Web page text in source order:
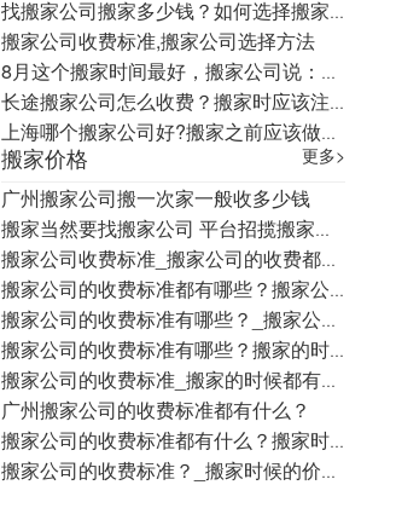
找搬家公司搬家多少钱？如何选择搬家公司？
搬家公司收费标准,搬家公司选择方法
8月这个搬家时间最好，搬家公司说：富豪搬家都在这一天！
长途搬家公司怎么收费？搬家时应该注意什么？
上海哪个搬家公司好?搬家之前应该做什么样的准备?
搬家价格 更多>
广州搬家公司搬一次家一般收多少钱
搬家当然要找搬家公司 平台招揽搬家生意，只运 不搬 你知道吗
搬家公司收费标准_搬家公司的收费都有什么标准？
搬家公司的收费标准都有哪些？搬家公司的价格都分哪些步骤？
搬家公司的收费标准有哪些？_搬家公司的费用都包括什么？
搬家公司的收费标准有哪些？搬家的时候都是怎么收费的？
搬家公司的收费标准_搬家的时候都有哪些费用影响？
广州搬家公司的收费标准都有什么？
搬家公司的收费标准都有什么？搬家时候都有哪些费用？
搬家公司的收费标准？_搬家时候的价格都和什么有关？